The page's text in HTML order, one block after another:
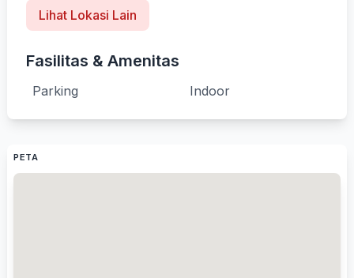
Lihat Lokasi Lain
Fasilitas & Amenitas
Parking Indoor
PETA